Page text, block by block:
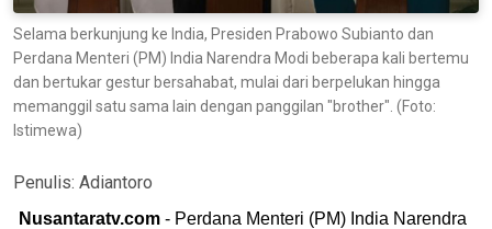
Selama berkunjung ke India, Presiden Prabowo Subianto dan
Perdana Menteri (PM) India Narendra Modi beberapa kali bertemu
dan bertukar gestur bersahabat, mulai dari berpelukan hingga
memanggil satu sama lain dengan panggilan "brother". (Foto:
Istimewa)
Penulis: Adiantoro
Nusantaratv.com - Perdana Menteri (PM) India Narendra